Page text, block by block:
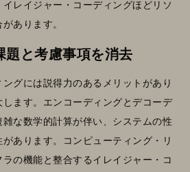
レイジャー・コーディングほどリソ
あります。
題と考慮事項を消去
グには説得力のあるメリットがあり
ます。エンコーディングとデコーデ
な数学的計算が伴い、システムの性
あります。コンピューティング・リ
の機能と整合するイレイジャー・コ